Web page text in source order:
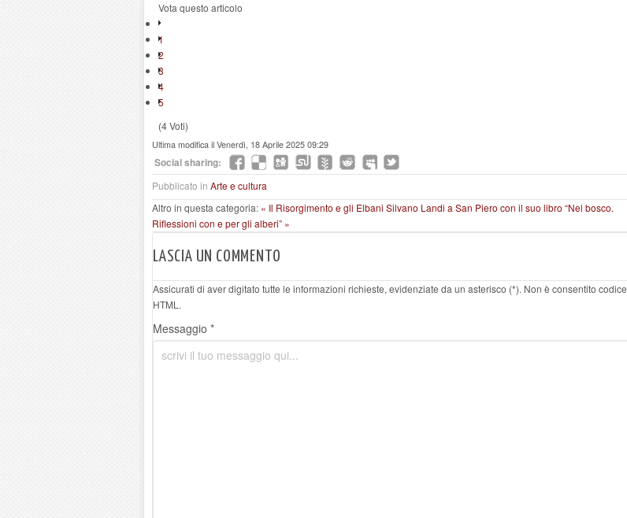
Vota questo articolo
1
2
3
4
5
(4 Voti)
Ultima modifica il Venerdì, 18 Aprile 2025 09:29
Social sharing:
Pubblicato in Arte e cultura
Altro in questa categoria: « Il Risorgimento e gli Elbani Silvano Landi a San Piero con il suo libro “Nel bosco.
Riflessioni con e per gli alberi” »
LASCIA UN COMMENTO
Assicurati di aver digitato tutte le informazioni richieste, evidenziate da un asterisco (*). Non è consentito codice
HTML.
Messaggio *